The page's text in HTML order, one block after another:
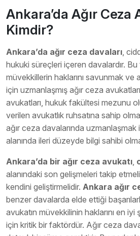
Ankara’da Ağır Ceza
Kimdir?
Ankara’da ağır ceza davaları,
hukuki süreçleri içeren davalardır.
müvekkillerin haklarını savunmak ve
için uzmanlaşmış ağır ceza
avukatları, hukuk fakültesi mezunu
verilen avukatlık ruhsatına sahip
ağır ceza davalarında
alanında ileri düzeyde bilgi sahibi
Ankara’da bir ağır ceza avukatı,
alanındaki son gelişmeleri takip
kendini geliştirmelidir. Ankara ağır
benzer davalarda elde ettiği
avukatın müvekkilinin haklarını en
için kritik bir faktördür. Ağır ceza